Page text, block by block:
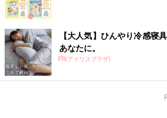
【大人気】ひんやり冷感寝
あなたに。
PR(アイリスプラザ)